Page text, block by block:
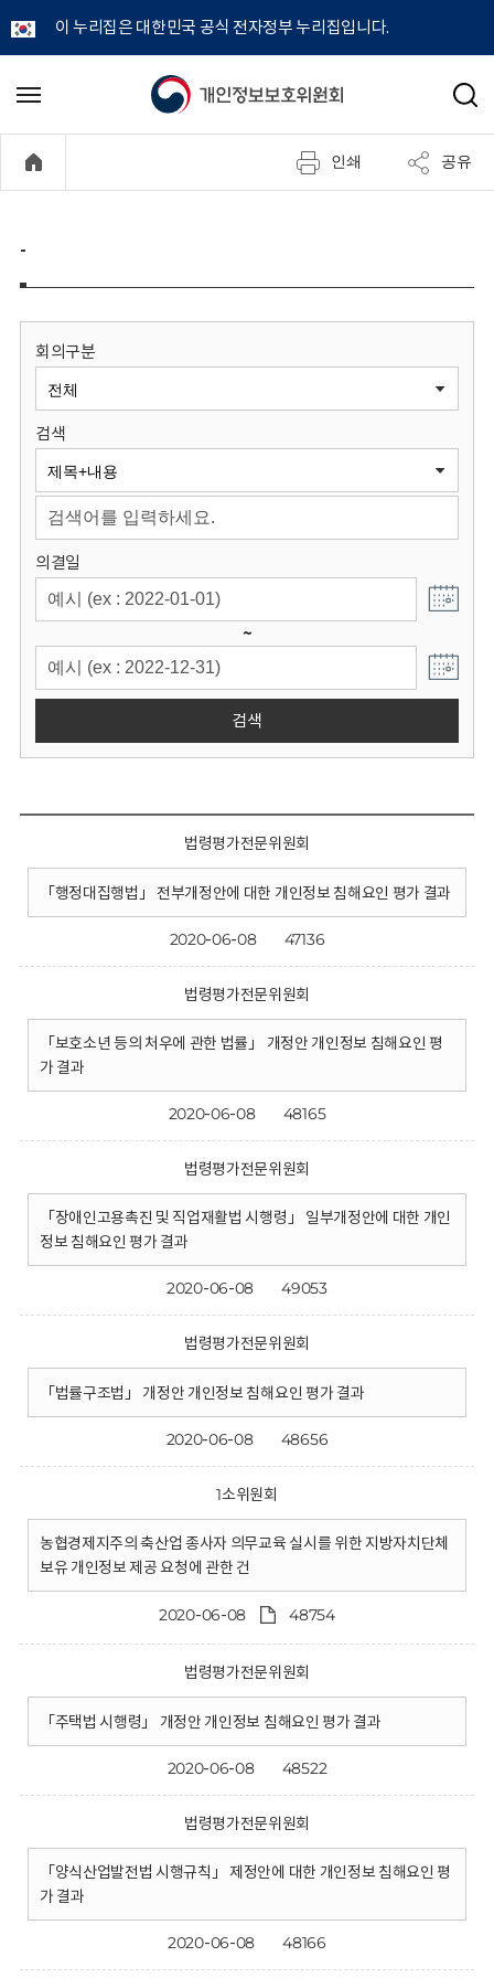
이 누리집은 대한민국 공식 전자정부 누리집입니다.
개
정
보
원
회
메
기
검
인쇄 공유
-
회의구분
검색
의결일
~
검색
법령평가전문위원회
「행정대집행법」 전부개정안에 대한 개인정보 침해요인 평가 결과
2020-06-08 47136
법령평가전문위원회
「보호소년 등의 처우에 관한 법률」 개정안 개인정보 침해요인 평
가 결과
2020-06-08 48165
법령평가전문위원회
「장애인고용촉진 및 직업재활법 시행령」 일부개정안에 대한 개인
정보 침해요인 평가 결과
2020-06-08 49053
법령평가전문위원회
「법률구조법」 개정안 개인정보 침해요인 평가 결과
2020-06-08 48656
1소위원회
농협경제지주의 축산업 종사자 의무교육 실시를 위한 지방자치단체
보유 개인정보 제공 요청에 관한 건
2020-06-08 48754
법령평가전문위원회
「주택법 시행령」 개정안 개인정보 침해요인 평가 결과
2020-06-08 48522
법령평가전문위원회
「양식산업발전법 시행규칙」 제정안에 대한 개인정보 침해요인 평
가 결과
2020-06-08 48166